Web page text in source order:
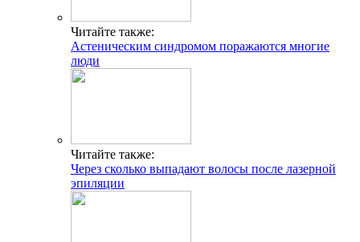
Читайте также:
Астеническим синдромом поражаются многие
люди
Читайте также:
Через сколько выпадают волосы после лазерной
эпиляции